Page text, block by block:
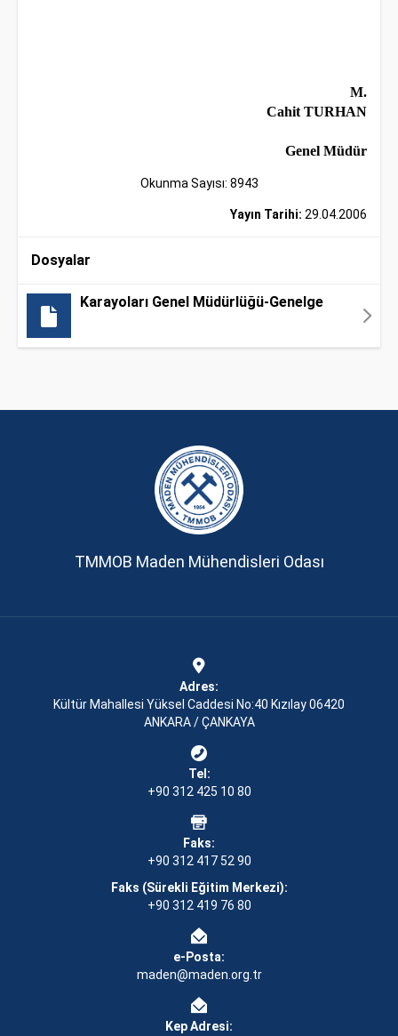
M.
Cahit TURHAN
Genel Müdür
Okunma Sayısı: 8943
Yayın Tarihi: 29.04.2006
Dosyalar
Karayoları Genel Müdürlüğü-Genelge
TMMOB Maden Mühendisleri Odası
Adres:
Kültür Mahallesi Yüksel Caddesi No:40 Kızılay 06420
ANKARA / ÇANKAYA
Tel:
+90 312 425 10 80
Faks:
+90 312 417 52 90
Faks (Sürekli Eğitim Merkezi):
+90 312 419 76 80
e-Posta:
maden@maden.org.tr
Kep Adresi: